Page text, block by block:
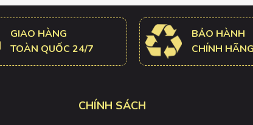
GIAO HÀNG
TOÀN QUỐC 24/7
BẢO HÀNH
CHÍNH HÃNG
CHÍNH SÁCH